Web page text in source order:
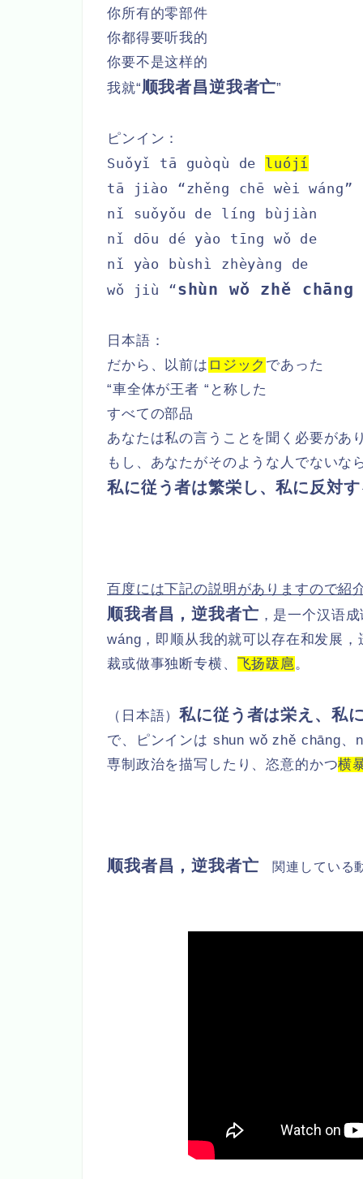
你所有的零部件
你都得要听我的
你要不是这样的
我就“顺我者昌逆我者亡”
ピンイン：
Suǒyǐ tā guòqù de luójí
tā jiào “zhěng chē wèi wáng”
nǐ suǒyǒu de líng bùjiàn
nǐ dōu dé yào tīng wǒ de
nǐ yào bùshì zhèyàng de
wǒ jiù “shùn wǒ zhě
日本語：
だから、以前は ロジック であった
“車全体が王者 “と称した
すべての部品
あなたは私の言うことを聞く必要があ
もし、あなたがそのような人でないな
私に従う者は繁栄し、私に反対
百度には下記の説明がありますので紹
顺我者昌，逆我者亡 ，是一个汉语
wáng，即顺从我的就可以存在和发展
裁或做事独断专横、 飞扬跋扈 。
（日本語）私に従う者は栄え、私
で、ピンインは shun wǒ zhě chāng
専制政治を描写したり、恣意的かつ横
顺我者昌，逆我者亡 関連している